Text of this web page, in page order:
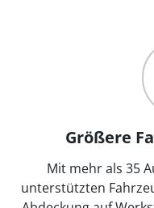
Größere
Mit mehr als 35
unterstützten